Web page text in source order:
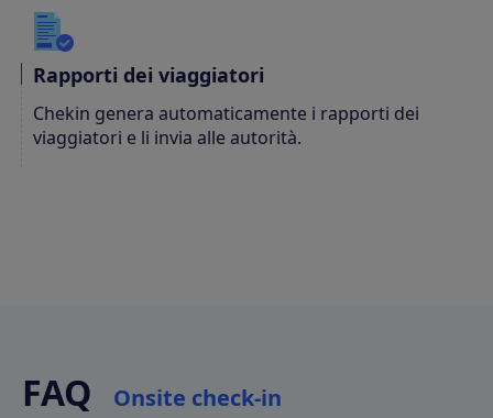
Rapporti dei viaggiatori
Chekin genera automaticamente i rapporti dei
viaggiatori e li invia alle autorità.
FAQ Onsite check-in